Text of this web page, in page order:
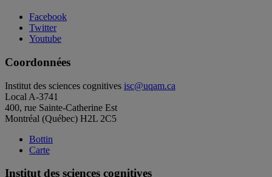
Facebook
Twitter
Youtube
Coordonnées
Institut des sciences cognitives isc@uqam.ca
Local A-3741
400, rue Sainte-Catherine Est
Montréal (Québec) H2L 2C5
Bottin
Carte
Institut des sciences cognitives